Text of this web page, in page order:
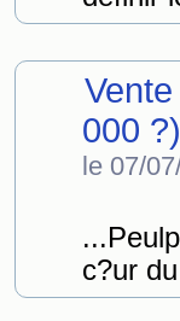
000 ?)
le 07/
c?ur